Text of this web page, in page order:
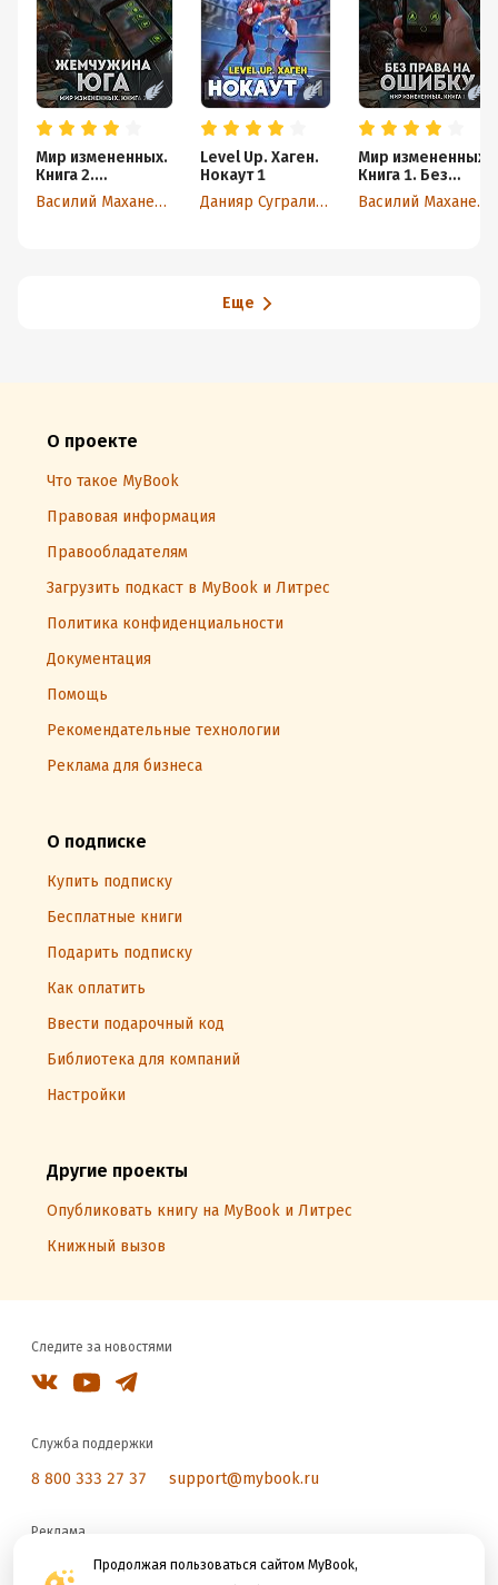
Продолжая пользоваться сайтом MyBook,
Мир измененных.
Книга 2.
Жемчужина юга Василий Маханенко
Level Up. Хаген.
Нокаут 1
Данияр Сугралинов
Мир измененных.
Книга 1. Без
права на ошибкуВасилий Маханенко
Еще
О проекте
Что такое MyBook
Правовая информация
Правообладателям
Загрузить подкаст в MyBook и Литрес
Политика конфиденциальности
Документация
Помощь
Рекомендательные технологии
Реклама для бизнеса
О подписке
Купить подписку
Бесплатные книги
Подарить подписку
Как оплатить
Ввести подарочный код
Библиотека для компаний
Настройки
Другие проекты
Опубликовать книгу на MyBook и Литрес
Книжный вызов
Следите за новостями
Служба поддержки
8 800 333 27 37 support@mybook.ru
Реклама
reklama@litres.ru